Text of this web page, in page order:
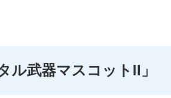
ル武器マスコットII」